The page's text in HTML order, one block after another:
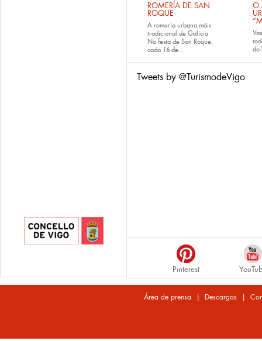
ROMERÍA DE SAN
ROQUE
A romería urbana máis
tradicional de Galicia
Na festa de San Roque,
cada 16 de...
O
do
Tweets by @TurismodeVigo
Pinterest
Área de prensa | Descargas |